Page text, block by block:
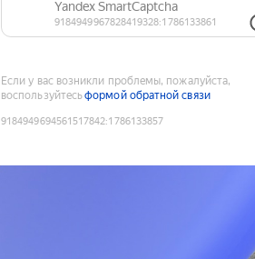
Если у вас возникли проблемы, пожалуйста,
воспользуйтесьформой обратной связи
9184949694561517842:1786133857